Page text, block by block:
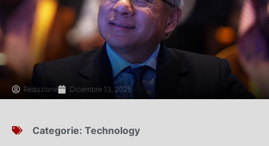
Redazione Dicembre 13, 2025
Categorie: Technology